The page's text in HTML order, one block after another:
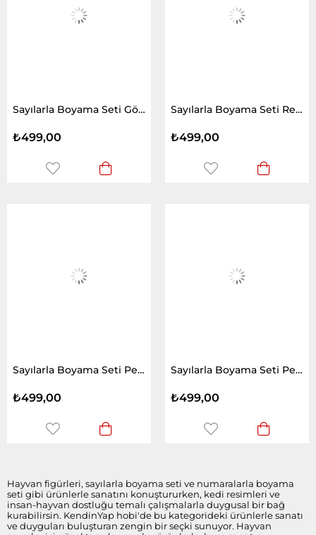
Sayılarla Boyama Seti Göldeki Kartal
₺499,00
Sayılarla Boyama Seti Renk Yağmuru ve Fil
₺499,00
Sayılarla Boyama Seti Pembe Sakız Zürafa
₺499,00
Sayılarla Boyama Seti Pembe Sakız ve Koala
₺499,00
Hayvan figürleri, sayılarla boyama seti ve numaralarla boyama
seti gibi ürünlerle sanatını konuştururken, kedi resimleri ve
insan-hayvan dostluğu temalı çalışmalarla duygusal bir bağ
kurabilirsin. KendinYap hobi'de bu kategorideki ürünlerle sanatı
ve duyguları buluşturan zengin bir seçki sunuyor. Hayvan